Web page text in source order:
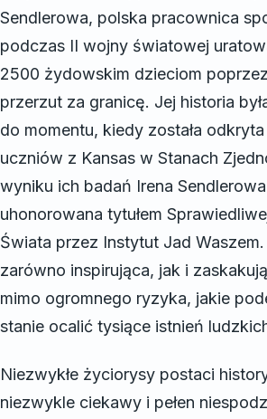
Sendlerowa, polska pracownica
podczas II wojny światowej
2500 żydowskim dzieciom
przerzut za granicę. Jej historia
do momentu, kiedy została
uczniów z Kansas w Stanach
wyniku ich badań Irena Sendlerowa
uhonorowana tytułem
Świata przez Instytut Jad
zarówno inspirująca, jak i
mimo ogromnego ryzyka, jakie
stanie ocalić tysiące istnień
Niezwykłe życiorysy postaci
niezwykle ciekawy i pełen